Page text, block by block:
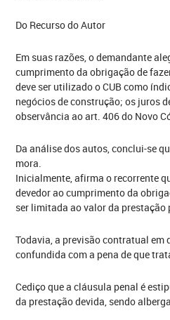
Do Recurso do Autor
Em suas razões, o demandante
cumprimento da obrigação de
deve ser utilizado o CUB como
negócios de construção; os juros
observância ao art. 406 do Novo
Da análise dos autos, conclui-se
mora.
Inicialmente, afirma o recorrente
devedor ao cumprimento da
ser limitada ao valor da prestação
Todavia, a previsão contratual em
confundida com a pena de que
Cediço que a cláusula penal é
da prestação devida, sendo